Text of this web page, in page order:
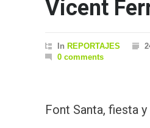
Vicent
In REPORTAJES
0 comments
Font Santa, fiesta